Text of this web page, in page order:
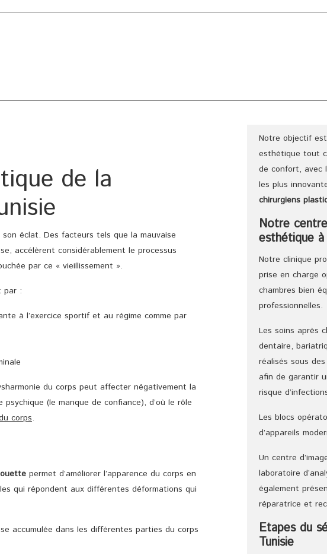
de la
éclat. Des facteurs tels que la mauvaise
accélèrent considérablement le processus
par ce « vieillissement ».
par :
à l’exercice sportif et au régime comme par
du corps peut affecter négativement la
(le manque de confiance), d’où le rôle
corps.
permet d’améliorer l’apparence du corps en
qui répondent aux différentes déformations qui
accumulée dans les différentes parties du corps
Notre objectif
esthétique tout
de confort, avec
les plus
chirurgiens
Notre
esthétique à
Notre clinique
prise en charge
chambres bien
professionnelles.
Les soins après
dentaire,
réalisés sous
afin de garantir
risque
Les blocs
d’appareils
Un centre
laboratoire
également
réparatrice et
Etapes du
Tunisie